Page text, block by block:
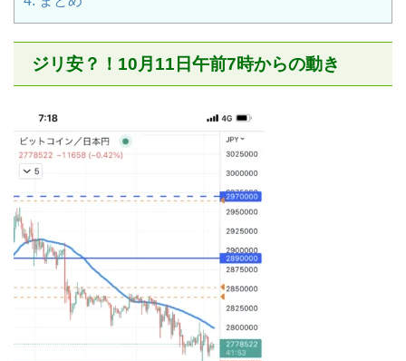
ジリ安？！10月11日午前7時からの動き